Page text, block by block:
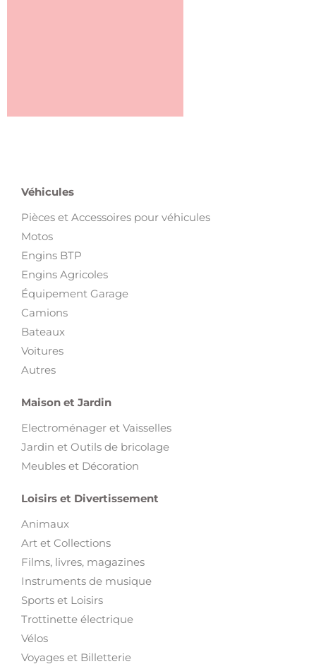
Véhicules
Pièces et Accessoires pour véhicules
Motos
Engins BTP
Engins Agricoles
Équipement Garage
Camions
Bateaux
Voitures
Autres
Maison et Jardin
Electroménager et Vaisselles
Jardin et Outils de bricolage
Meubles et Décoration
Loisirs et Divertissement
Animaux
Art et Collections
Films, livres, magazines
Instruments de musique
Sports et Loisirs
Trottinette électrique
Vélos
Voyages et Billetterie